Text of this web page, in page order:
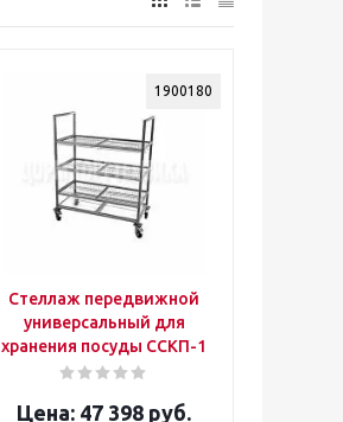
1900180
Стеллаж передвижной
универсальный для
хранения посуды ССКП-1
47 398 руб.